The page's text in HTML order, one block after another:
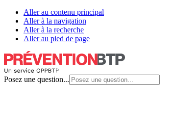
Aller au contenu principal
Aller à la navigation
Aller à la recherche
Aller au pied de page
Posez une question...